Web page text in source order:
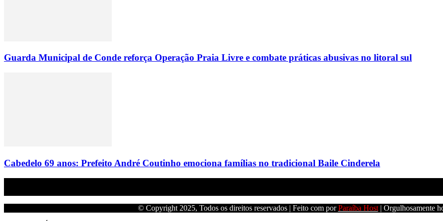
Guarda Municipal de Conde reforça Operação Praia Livre e combate práticas abusivas no litoral sul
Cabedelo 69 anos: Prefeito André Coutinho emociona famílias no tradicional Baile Cinderela
© Copyright 2025, Todos os direitos reservados | Feito com porParaíba Host| Orgulhosamente